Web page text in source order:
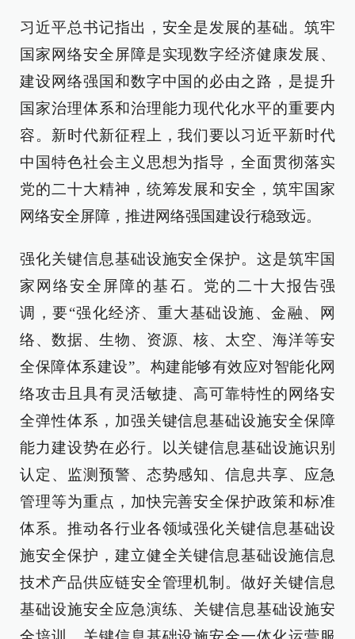
习近平总书记指出，安全是发展的基础。筑牢
国家网络安全屏障是实现数字经济健康发展、
建设网络强国和数字中国的必由之路，是提升
国家治理体系和治理能力现代化水平的重要内
容。新时代新征程上，我们要以习近平新时代
中国特色社会主义思想为指导，全面贯彻落实
党的二十大精神，统筹发展和安全，筑牢国家
网络安全屏障，推进网络强国建设行稳致远。
强化关键信息基础设施安全保护。这是筑牢国
家网络安全屏障的基石。党的二十大报告强
调，要“强化经济、重大基础设施、金融、网
络、数据、生物、资源、核、太空、海洋等安
全保障体系建设”。构建能够有效应对智能化网
络攻击且具有灵活敏捷、高可靠特性的网络安
全弹性体系，加强关键信息基础设施安全保障
能力建设势在必行。以关键信息基础设施识别
认定、监测预警、态势感知、信息共享、应急
管理等为重点，加快完善安全保护政策和标准
体系。推动各行业各领域强化关键信息基础设
施安全保护，建立健全关键信息基础设施信息
技术产品供应链安全管理机制。做好关键信息
基础设施安全应急演练、关键信息基础设施安